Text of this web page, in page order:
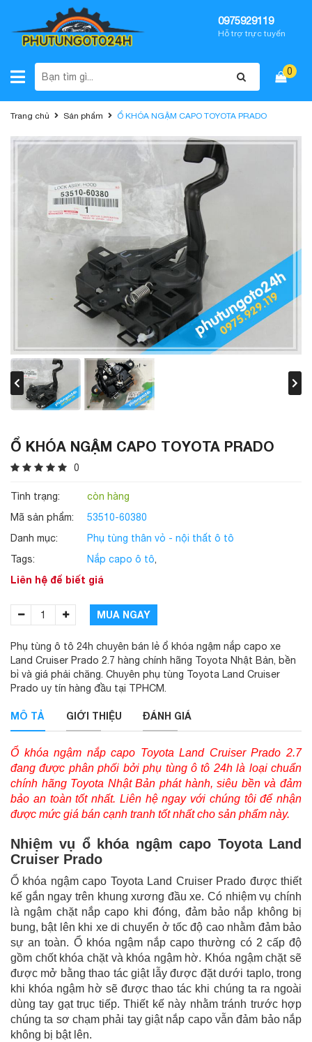
0975929119
Hỗ trợ trực tuyến
0
Trang chủ Sản phẩm Ổ KHÓA NGẬM CAPO TOYOTA PRADO
Ổ KHÓA NGẬM CAPO TOYOTA PRADO
0
Tình trạng:
còn hàng
Mã sản phẩm:
53510-60380
Danh mục:
Phụ tùng thân vỏ - nội thất ô tô
Tags:
Nắp capo ô tô,
Liên hệ để biết giá
MUA NGAY
Phụ tùng ô tô 24h chuyên bán lẻ ổ khóa ngậm nắp capo xe
Land Cruiser Prado 2.7 hàng chính hãng Toyota Nhật Bản, bền
bỉ và giá phải chăng. Chuyên phụ tùng Toyota Land Cruiser
Prado uy tín hàng đầu tại TPHCM.
MÔ TẢ GIỚI THIỆU ĐÁNH GIÁ
Ổ khóa ngậm nắp capo Toyota Land Cruiser Prado 2.7
đang được phân phối bởi phụ tùng ô tô 24h là loại chuẩn
chính hãng Toyota Nhật Bản phát hành, siêu bền và đảm
bảo an toàn tốt nhất. Liên hệ ngay với chúng tôi để nhận
được mức giá bán cạnh tranh tốt nhất cho sản phẩm này.
Nhiệm vụ ổ khóa ngậm capo Toyota Land
Cruiser Prado
Ổ khóa ngậm capo Toyota Land Cruiser Prado được thiết
kế gắn ngay trên khung xương đầu xe. Có nhiệm vụ chính
là ngậm chặt nắp capo khi đóng, đảm bảo nắp không bị
bung, bật lên khi xe di chuyển ở tốc độ cao nhằm đảm bảo
sự an toàn. Ổ khóa ngậm nắp capo thường có 2 cấp độ
gồm chốt khóa chặt và khóa ngậm hờ. Khóa ngậm chặt sẽ
được mở bằng thao tác giật lẫy được đặt dưới taplo, trong
khi khóa ngậm hờ sẽ được thao tác khi chúng ta ra ngoài
dùng tay gạt trục tiếp. Thiết kế này nhằm tránh trước hợp
chúng ta sơ chạm phải tay giật nắp capo vẫn đảm bảo nắp
không bị bật lên.